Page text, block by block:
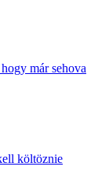
már sehova
költöznie